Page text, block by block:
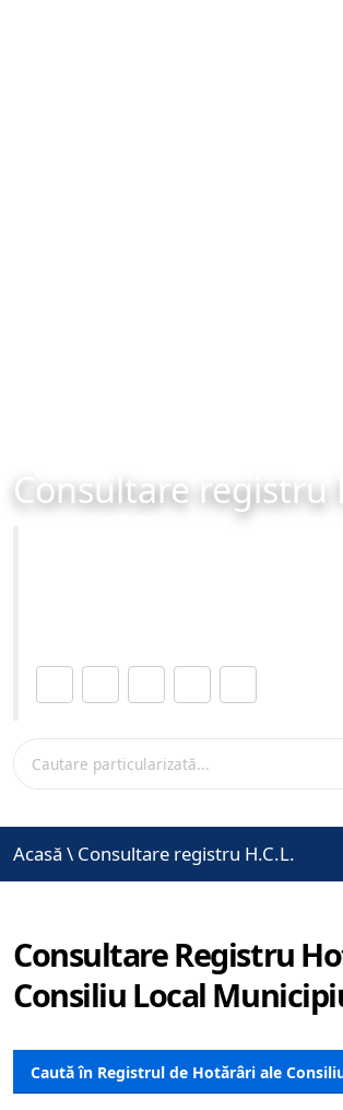
Consultare registru
Acasă \ Consultare registru H.C.L.
Consultare Registru
Consiliu Local
Caută în Registrul de Hotărâri ale